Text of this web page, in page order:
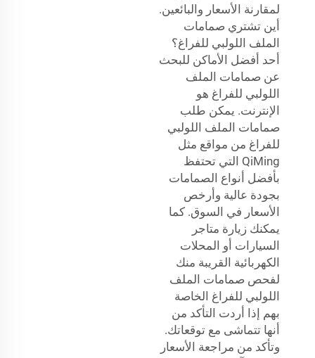
لمقارنة الأسعار والبائعين.
أين تشتري صمامات
الملف اللولبي للفراغ؟
أحد أفضل الأماكن للبحث
عن صمامات الملف
اللولبي للفراغ هو
الإنترنت. يمكن طلب
صمامات الملف اللولبي
للفراغ من مواقع مثل
QiMing التي تحتفظ
بأفضل أنواع الصمامات
بجودة عالية وأرخص
الأسعار في السوق. كما
يمكنك زيارة متاجر
السيارات أو المحلات
الكهربائية القريبة منك
لفحص صمامات الملف
اللولبي للفراغ الخاصة
بهم إذا أردت التأكد من
أنها تتماشى مع توقعاتك.
وتأكد من مراجعة الأسعار